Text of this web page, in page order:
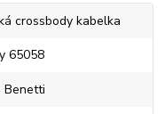
crossbody kabelka
65058
Benetti